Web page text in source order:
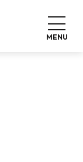
MENU
Restaurants